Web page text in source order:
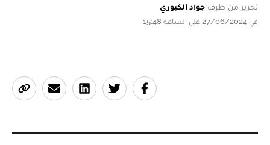
تحرير من طرف جواد الكبوري
في 27/06/2024 على الساعة 15:48